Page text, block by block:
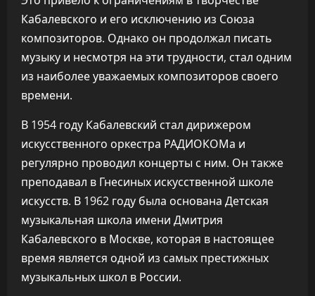
Кабалевского и его исключению из Союза
композиторов. Однако он продолжал писать
музыку и несмотря на эти трудности, стал одним
из наиболее уважаемых композиторов своего
времени.
В 1954 году Кабалевский стал дирижером
искусственного оркестра РАДИОКОМа и
регулярно проводил концерты с ним. Он также
преподавал в Гнесиных искусственной школе
искусств. В 1962 году была основана Детская
музыкальная школа имени Дмитрия
Кабалевского в Москве, которая в настоящее
время является одной из самых престижных
музыкальных школ в России.